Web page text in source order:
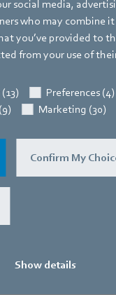
social media,
who may combine
you’ve provided to
from your use of
Preferences (4)
Marketing (30)
Confirm My
Show details
Mulfingen,